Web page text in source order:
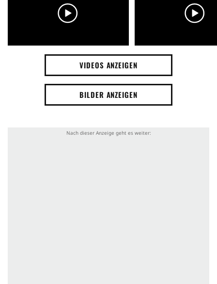
VIDEOS ANZEIGEN
BILDER ANZEIGEN